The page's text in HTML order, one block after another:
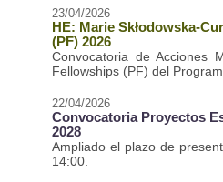
23/04/2026
HE: Marie Skłodowska-
(PF) 2026
Convocatoria de Acciones
Fellowships (PF) del
22/04/2026
Convocatoria Proyectos
2028
Ampliado el plazo de
14:00.